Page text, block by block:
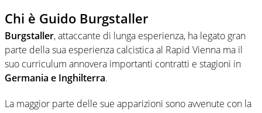
Chi è Guido Burgstaller
Burgstaller, attaccante di lunga esperienza, ha legato gran
parte della sua esperienza calcistica al Rapid Vienna ma il
suo curriculum annovera importanti contratti e stagioni in
Germania e Inghilterra.
La maggior parte delle sue apparizioni sono avvenute con la